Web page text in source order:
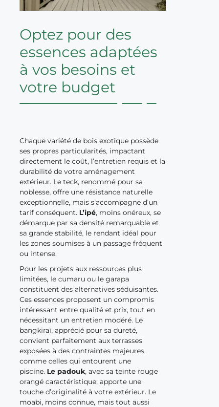
Optez pour des
essences adaptées
à vos besoins et
votre budget
Chaque variété de bois exotique possède
ses propres particularités, impactant
directement le coût, l’entretien requis et la
durabilité de votre aménagement
extérieur. Le teck, renommé pour sa
noblesse, offre une résistance naturelle
exceptionnelle, mais s’accompagne d’un
tarif conséquent. L’ipé, moins onéreux, se
démarque par sa densité remarquable et
sa grande stabilité, le rendant idéal pour
les zones soumises à un passage fréquent
ou intense.
Pour les projets aux ressources plus
limitées, le cumaru ou le garapa
constituent des alternatives séduisantes.
Ces essences proposent un compromis
intéressant entre qualité et prix, tout en
nécessitant un entretien modéré. Le
bangkiraï, apprécié pour sa dureté,
convient parfaitement aux terrasses
exposées à des contraintes majeures,
comme celles qui entourent une
piscine. Le padouk, avec sa teinte rouge
orangé caractéristique, apporte une
touche d’originalité à votre extérieur. Le
moabi, moins connue, mais tout aussi